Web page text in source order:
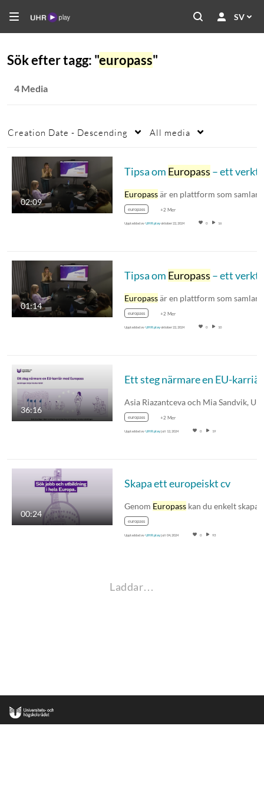
SV
Sök efter tagg: "europass"
4 Media
Creation Date - Descending All media
02:09
Tipsa om Europass – ett verktyg för studier och arbete i Europa (syntolkad)
Europassär en plattform som
europass +2 Mer
Uppladdad av UHR playoktober 22, 2024 0 16
01:14
Tipsa om Europass – ett verktyg för studier och arbete i Europa (textad)
Europassär en plattform som
europass +2 Mer
Uppladdad av UHR playoktober 22, 2024 0 10
36:16
europass +2 Mer
Uppladdad av UHR playjuli 12, 2024 0 19
00:24
Skapa ett europeiskt cv
Genom Europass kan du enkelt skapa ett cv
europass
Uppladdad av UHR playjuli 04, 2024 0 93
Laddar…